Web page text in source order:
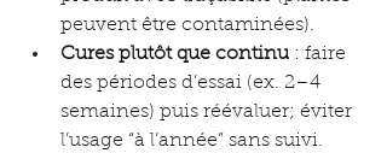
peuvent être contaminées).
Cures plutôt que continu : faire
des périodes d’essai (ex. 2–4
semaines) puis réévaluer; éviter
l’usage “à l’année” sans suivi.